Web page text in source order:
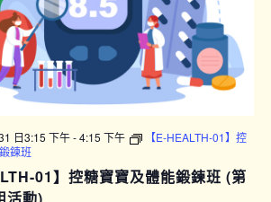
日3:15 下午-4:15 下午
【E-HEALTH-01】控
鍊班
01】控糖寶寶及體能鍛鍊班 (第
活動)